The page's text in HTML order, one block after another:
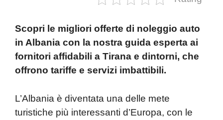
A
p
p
e
b
o
o
k
e
dI
n
m
bl
r
er
e
st
b
ar
d
o
ail
Scopri le migliori offerte di noleggio auto
in Albania con la nostra guida esperta ai
fornitori affidabili a Tirana e dintorni, che
offrono tariffe e servizi imbattibili.
L’Albania è diventata una delle mete
turistiche più interessanti d’Europa, con le